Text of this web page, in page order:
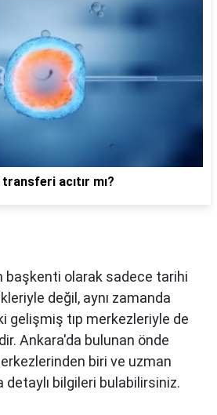
acıtır mı?
başkenti olarak sadece tarihi
değil, aynı zamanda
gelişmiş tıp merkezleriyle de
Ankara'da bulunan önde
biri ve uzman
detaylı bilgileri bulabilirsiniz.